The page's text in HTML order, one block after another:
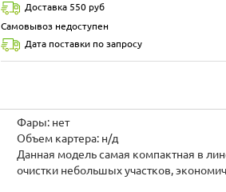
Доставка 550 руб
Самовывоз недоступен
Дата поставки по запросу
Фары: нет
Объем картера: н/д
Данная модель самая компактная в
очистки небольшых участков,